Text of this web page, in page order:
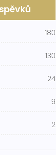
180
130
24
9
2